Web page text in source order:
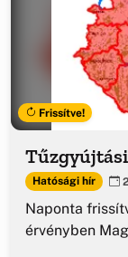
Frissítve!
Hatósági hír
Naponta
érvényben